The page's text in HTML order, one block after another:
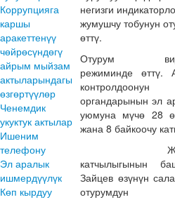
Коррупцияга
каршы
аракеттенүү
чөйрөсүндөгү
айрым мыйзам
актыларындагы
өзгөртүүлөр
Ченемдик
укуктук актылар
Ишеним
телефону
Эл аралык
ишмердүүлүк
Көп кырдуу
негизги
жумушчу тобунун
өттү.
Отурум
режиминде өттү.
органдарынын эл
уюмуна мүчө 28
жана 8 байкоочу
Жумушчу
катчылыгынын
Зайцев өзүнүн